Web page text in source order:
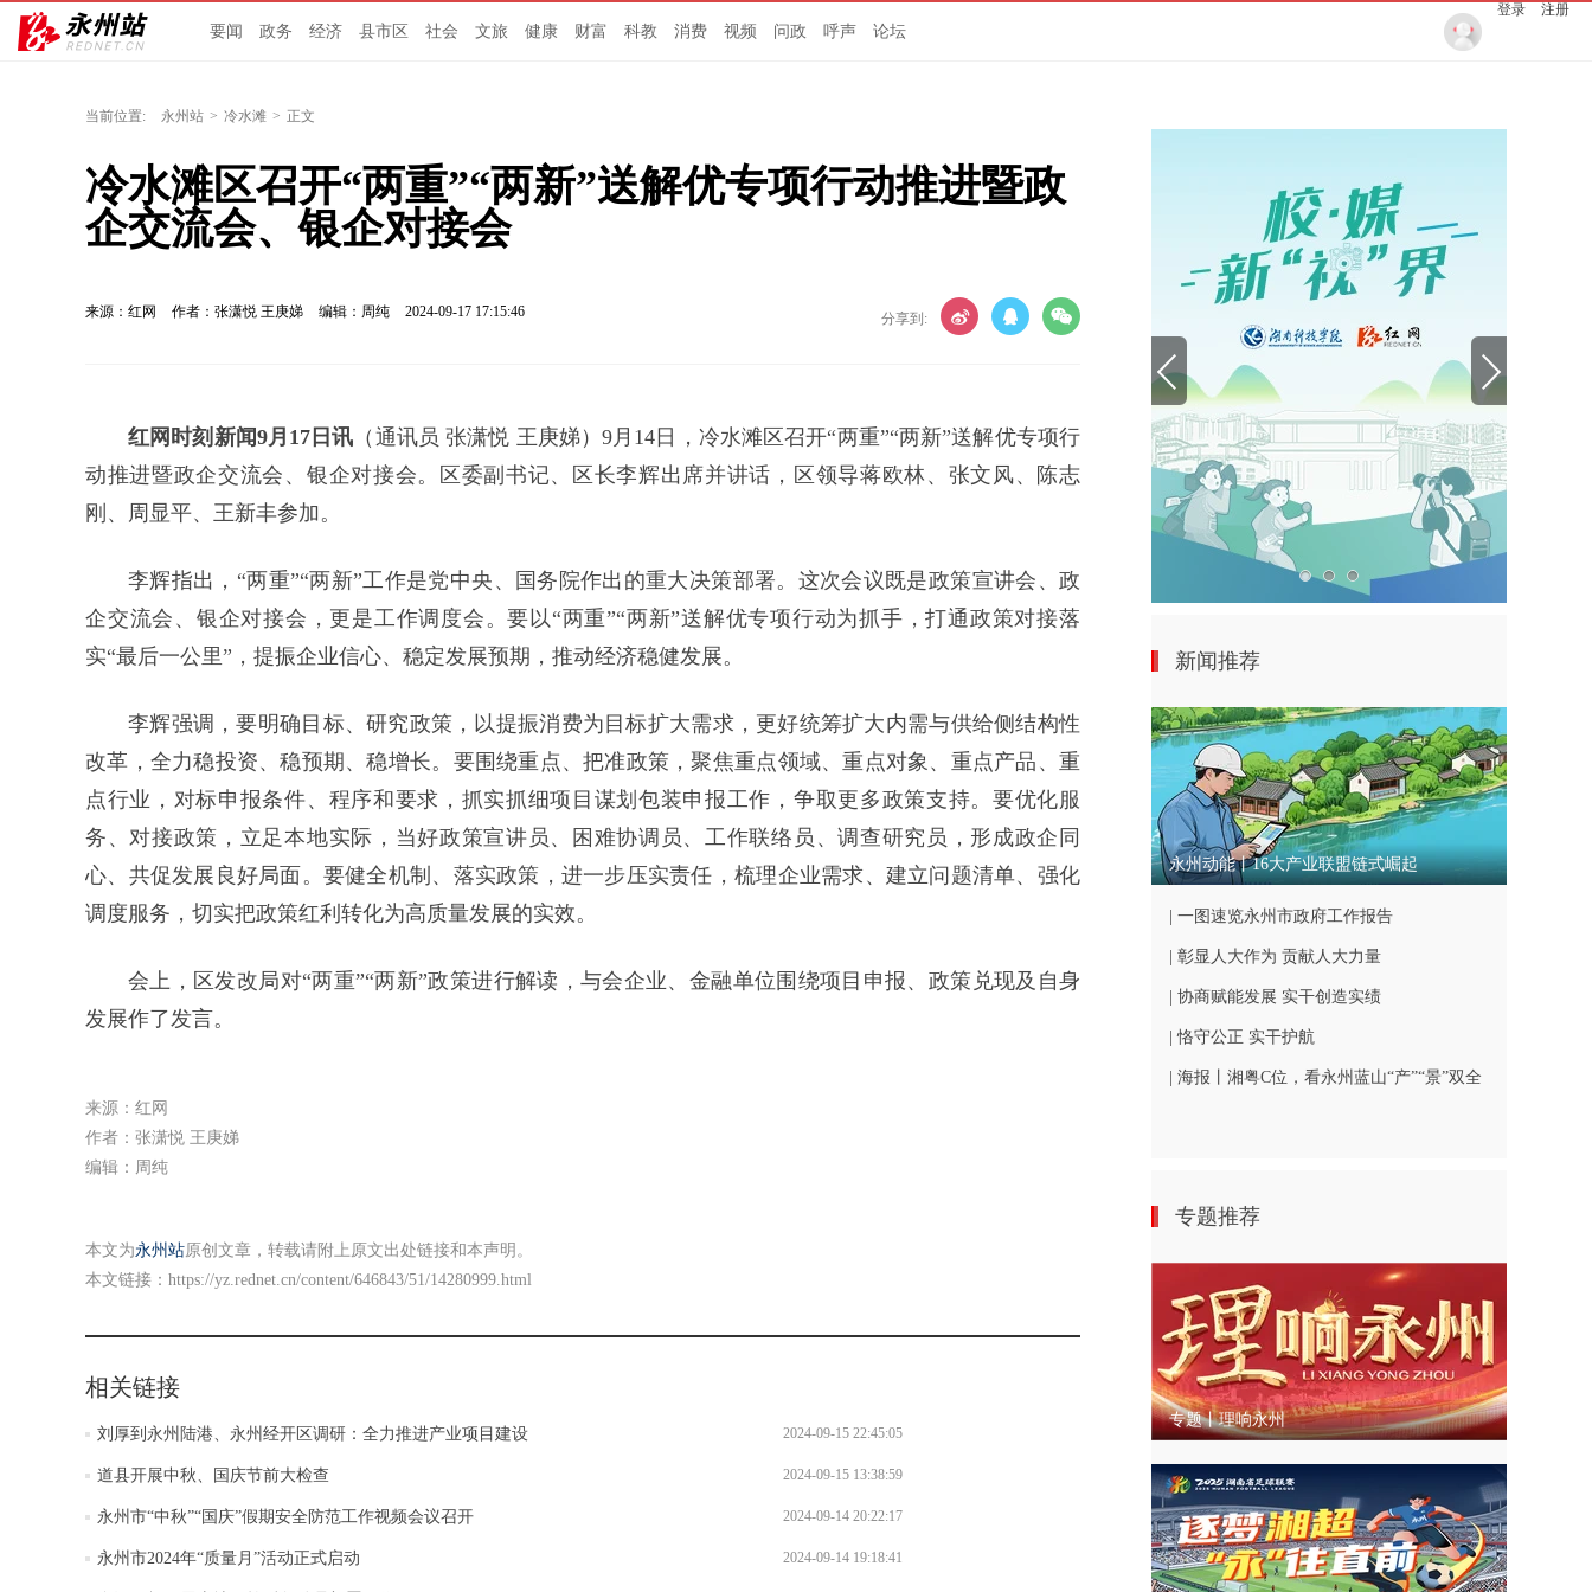
要闻 政务 经济 县市区 社会 文旅 健康 财富 科教 消费 视频 问政 呼声 论坛
登录 注册
当前位置: 永州站 > 冷水滩 > 正文
冷水滩区召开“两重”“两新”送解优专项行动推进暨政
企交流会、银企对接会
来源：红网 作者：张潇悦 王庚娣 编辑：周纯 2024-09-17 17:15:46 分享到:
红网时刻新闻9月17日讯 （通讯员 张潇悦 王庚娣）9月14日，冷水滩区召开“两重”“两新”送解优专项行
动推进暨政企交流会、银企对接会。区委副书记、区长李辉出席并讲话，区领导蒋欧林、张文风、陈志
刚、周显平、王新丰参加。
李辉指出，“两重”“两新”工作是党中央、国务院作出的重大决策部署。这次会议既是政策宣讲会、政
企交流会、银企对接会，更是工作调度会。要以“两重”“两新”送解优专项行动为抓手，打通政策对接落
实“最后一公里”，提振企业信心、稳定发展预期，推动经济稳健发展。
李辉强调，要明确目标、研究政策，以提振消费为目标扩大需求，更好统筹扩大内需与供给侧结构性
改革，全力稳投资、稳预期、稳增长。要围绕重点、把准政策，聚焦重点领域、重点对象、重点产品、重
点行业，对标申报条件、程序和要求，抓实抓细项目谋划包装申报工作，争取更多政策支持。要优化服
务、对接政策，立足本地实际，当好政策宣讲员、困难协调员、工作联络员、调查研究员，形成政企同
心、共促发展良好局面。要健全机制、落实政策，进一步压实责任，梳理企业需求、建立问题清单、强化
调度服务，切实把政策红利转化为高质量发展的实效。
会上，区发改局对“两重”“两新”政策进行解读，与会企业、金融单位围绕项目申报、政策兑现及自身
发展作了发言。
来源：红网
作者：张潇悦 王庚娣
编辑：周纯
本文为永州站原创文章，转载请附上原文出处链接和本声明。
本文链接： https://yz.rednet.cn/content/646843/51/14280999.html
相关链接
刘厚到永州陆港、永州经开区调研：全力推进产业项目建设 2024-09-15 22:45:05
道县开展中秋、国庆节前大检查 2024-09-15 13:38:59
永州市“中秋”“国庆”假期安全防范工作视频会议召开 2024-09-14 20:22:17
永州市2024年“质量月”活动正式启动 2024-09-14 19:18:41
新闻推荐
永州动能丨16大产业联盟链式崛起
| 一图速览永州市政府工作报告
| 彰显人大作为 贡献人大力量
| 协商赋能发展 实干创造实绩
| 恪守公正 实干护航
| 海报丨湘粤C位，看永州蓝山“产”“景”双全
专题推荐
专题丨理响永州